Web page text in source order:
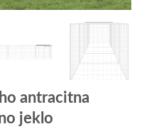
antracitna
jeklo